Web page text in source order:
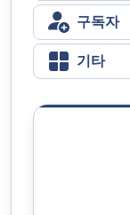
구독자
기타